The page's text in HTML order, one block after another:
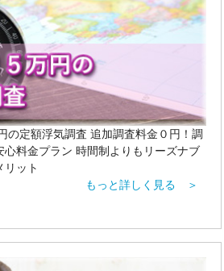
定額浮気調査 追加調査料金０円！調
心料金プラン 時間制よりもリーズナブ
リット
もっと詳しく見る ＞